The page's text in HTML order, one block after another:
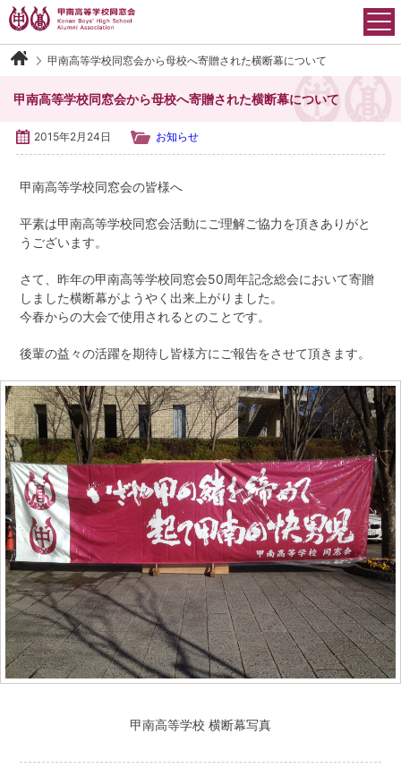
Skip
to
content
甲南高等学校同窓会について
アクセス
イベント情報
各学年・クラブ同窓会
同窓生紹介
鳥井 信吾 氏・鳥居 学 氏
阪口 正二郎 氏・根津 茂 氏
育友会について
関連リンク
サイトマップ
お問い合わせ
甲南高等学校同窓会から母校へ寄贈された横断幕について
甲南高等学校同窓会から母校へ寄贈された横断幕について
2015年2月24日 お知らせ
甲南高等学校同窓会の皆様へ
平素は甲南高等学校同窓会活動にご理解ご協力を頂きありがと
うございます。
さて、昨年の甲南高等学校同窓会50周年記念総会において寄贈
しました横断幕がようやく出来上がりました。
今春からの大会で使用されるとのことです。
後輩の益々の活躍を期待し皆様方にご報告をさせて頂きます。
甲南高等学校 横断幕写真